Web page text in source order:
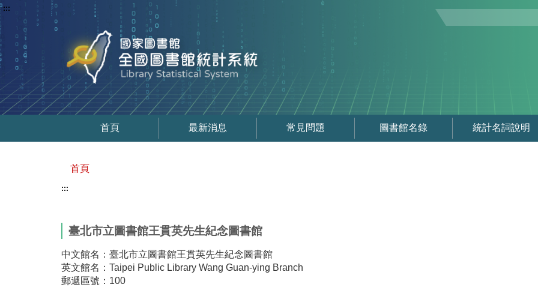
:::
首頁 最新消息 常見問題 圖書館名錄 統計名詞說明
首頁
:::
臺北市立圖書館王貫英先生紀念圖書館
中文館名：臺北市立圖書館王貫英先生紀念圖書館
英文館名：Taipei Public Library Wang Guan-ying Branch
郵遞區號：100